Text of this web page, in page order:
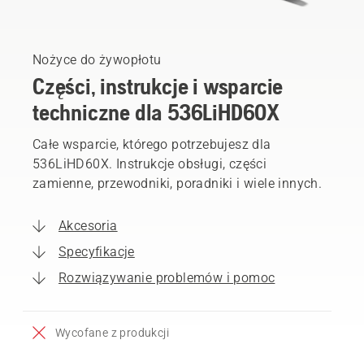
Nożyce do żywopłotu
Części, instrukcje i wsparcie
techniczne dla 536LiHD60X
Całe wsparcie, którego potrzebujesz dla
536LiHD60X. Instrukcje obsługi, części
zamienne, przewodniki, poradniki i wiele innych.
Akcesoria
Specyfikacje
Rozwiązywanie problemów i pomoc
Wycofane z produkcji